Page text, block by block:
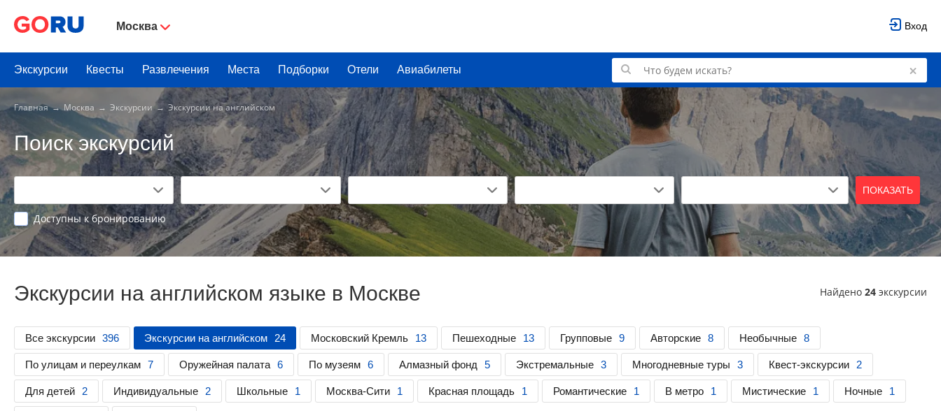
Москва Вход
Экскурсии Квесты Развлечения Места Подборки Отели Авиабилеты
Главная Москва Экскурсии Экскурсии на английском
Поиск экскурсий
ПОКАЗАТЬ
Доступны к бронированию
Экскурсии на английском языке в Москве Найдено 24 экскурсии
Все экскурсии 396 Экскурсии на английском 24 Московский Кремль 13 Пешеходные 13 Групповые 9 Авторские 8 Необычные 8
По улицам и переулкам 7 Оружейная палата 6 По музеям 6 Алмазный фонд 5 Экстремальные 3 Многодневные туры 3 Квест-экскурсии 2
Для детей 2 Индивидуальные 2 Школьные 1 Москва-Сити 1 Красная площадь 1 Романтические 1 В метро 1 Мистические 1 Ночные 1